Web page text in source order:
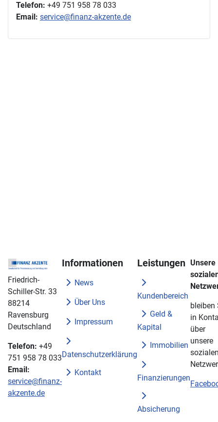
Telefon: +49 751 958 78 033
Email: service@finanz-akzente.de
Friedrich-
Schiller-Str. 33
88214
Ravensburg
Deutschland
Telefon: +49
751 958 78 033
Email:
service@finanz-
akzente.de
Informationen
News
Über Uns
Impressum
Datenschutzerklärung
Kontakt
Leistungen
Kundenbereich
Geld &
Kapital
Immobilien
Finanzierungen
Absicherung
Unsere
bleiben
in
über
unsere